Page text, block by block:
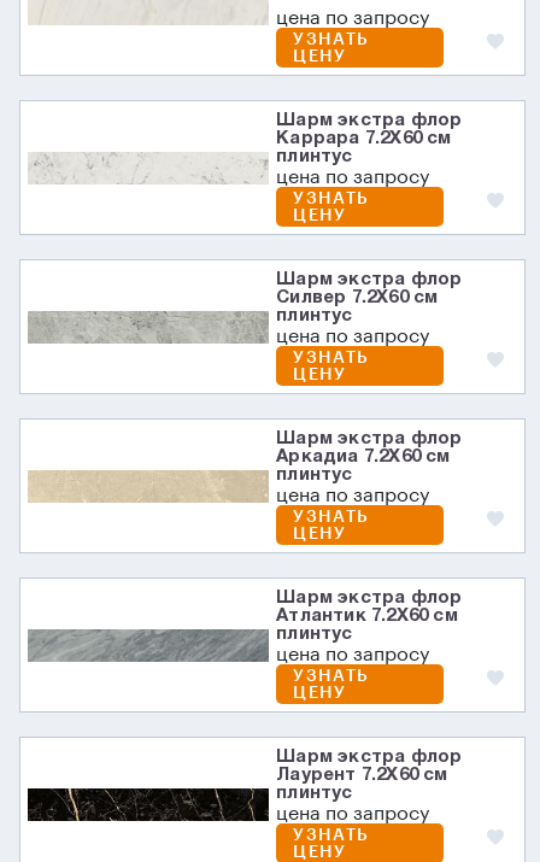
цена по запросу
УЗНАТЬ
ЦЕНУ
Шарм экстра флор
Каррара 7.2X60 см
плинтус
цена по запросу
УЗНАТЬ
ЦЕНУ
Шарм экстра флор
Силвер 7.2X60 см
плинтус
цена по запросу
УЗНАТЬ
ЦЕНУ
Шарм экстра флор
Аркадиа 7.2X60 см
плинтус
цена по запросу
УЗНАТЬ
ЦЕНУ
Шарм экстра флор
Атлантик 7.2X60 см
плинтус
цена по запросу
УЗНАТЬ
ЦЕНУ
Шарм экстра флор
Лаурент 7.2X60 см
плинтус
цена по запросу
УЗНАТЬ
ЦЕНУ